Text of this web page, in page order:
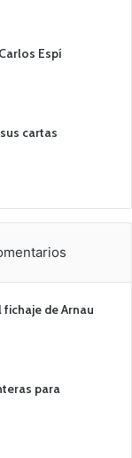
Espí
cartas
de Arnau
para